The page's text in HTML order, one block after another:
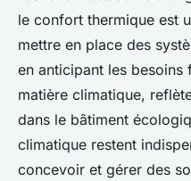
le confort thermique est
mettre en place des
en anticipant les besoins
matière climatique,
dans le bâtiment
climatique restent
concevoir et gérer des